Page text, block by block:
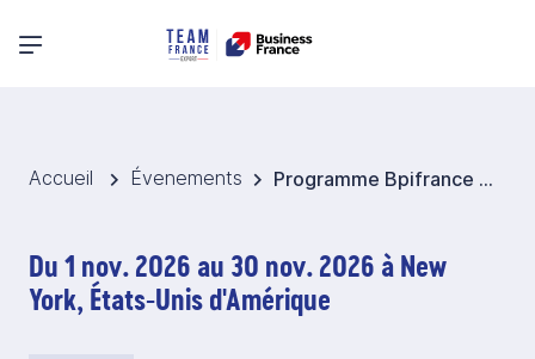
Menu principal
Accueil Évenements Programme Bpifrance Cultur’Export 2026 - Etats-Unis
Du 1 nov. 2026 au 30 nov. 2026 à New
York, États-Unis d'Amérique